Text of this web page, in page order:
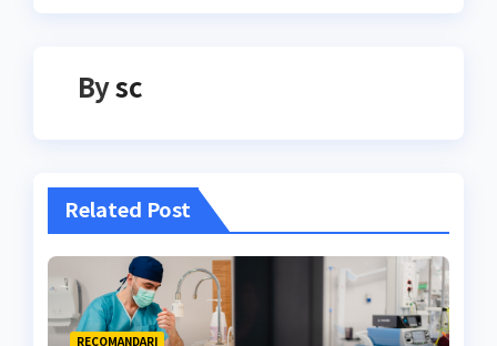
Bysc
Related Post
RECOMANDARI